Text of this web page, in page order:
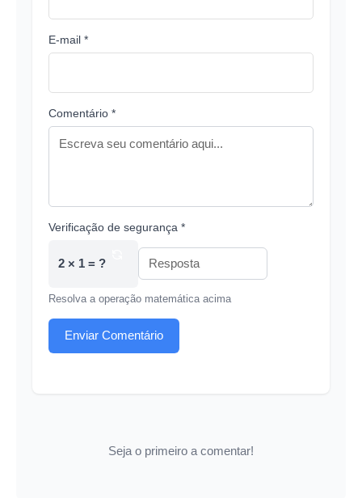
E-mail *
Comentário *
Verificação de segurança *
2 × 1 = ?
Resolva a operação matemática acima
Enviar Comentário
Seja o primeiro a comentar!